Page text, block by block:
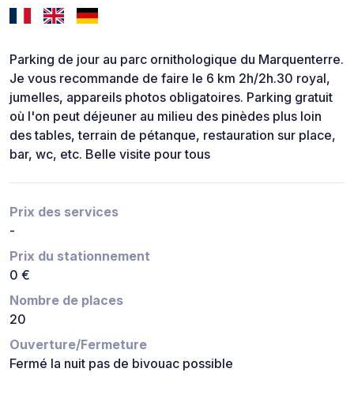
Parking de jour au parc ornithologique du Marquenterre.
Je vous recommande de faire le 6 km 2h/2h.30 royal,
jumelles, appareils photos obligatoires. Parking gratuit
où l'on peut déjeuner au milieu des pinèdes plus loin
des tables, terrain de pétanque, restauration sur place,
bar, wc, etc. Belle visite pour tous
Prix des services
-
Prix du stationnement
0 €
Nombre de places
20
Ouverture/Fermeture
Fermé la nuit pas de bivouac possible